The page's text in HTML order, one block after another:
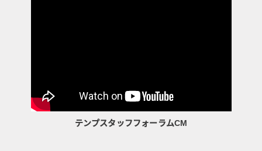
テンプスタッフフォーラムCM